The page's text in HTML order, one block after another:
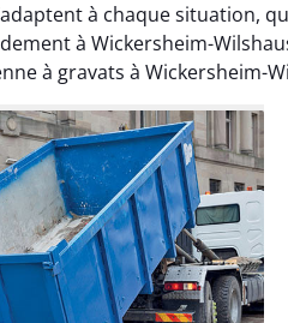
à chaque situation,
à Wickersheim-
à gravats à Wickersheim-